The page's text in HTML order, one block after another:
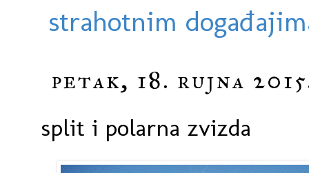
strahotnim
petak, 18. rujna
split i polarna zvizda